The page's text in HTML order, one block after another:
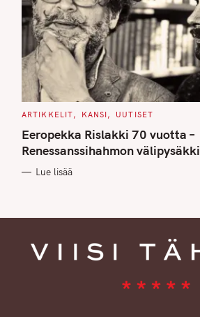
C
T
E
G
O
I
ARTIKKELIT KANSI UUTISET
Eeropekka Rislakki 70 vuotta –
Renessanssihahmon välipysäkki
Lue lisää